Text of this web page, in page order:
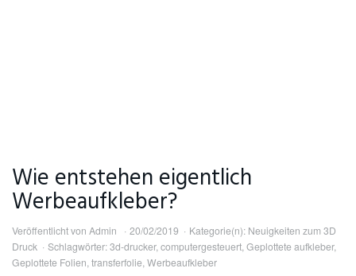
Wie entstehen eigentlich
Werbeaufkleber?
Veröffentlicht von Admin 20/02/2019 Kategorie(n): Neuigkeiten zum 3D
Druck
Schlagwörter:3d-drucker, computergesteuert, Geplottete aufkleber,
Geplottete Folien, transferfolie, Werbeaufkleber